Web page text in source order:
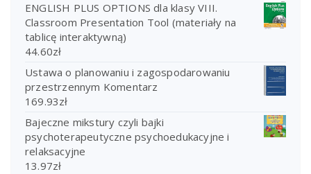
ENGLISH PLUS OPTIONS dla klasy VIII.
Classroom Presentation Tool (materiały na
tablicę interaktywną)
44.60zł
Ustawa o planowaniu i zagospodarowaniu
przestrzennym Komentarz
169.93zł
Bajeczne mikstury czyli bajki
psychoterapeutyczne psychoedukacyjne i
relaksacyjne
13.97zł